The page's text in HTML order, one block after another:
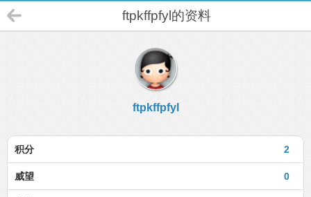
ftpkffpfyl的资料
ftpkffpfyl
2
积分
0
威望